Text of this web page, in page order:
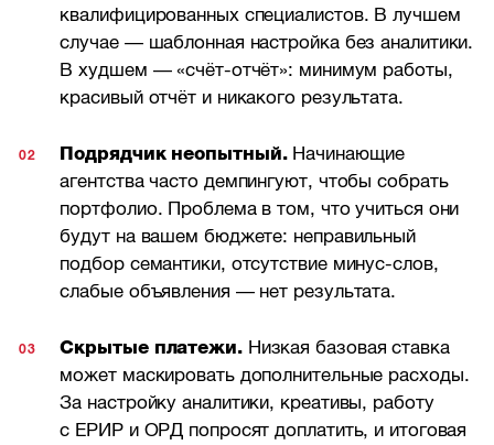
квалифицированных специалистов. В лучшем
случае — шаблонная настройка без аналитики.
В худшем — «счёт-отчёт»: минимум работы,
красивый отчёт и никакого результата.
Подрядчик неопытный.Начинающие
агентства часто демпингуют, чтобы собрать
портфолио. Проблема в том, что учиться они
будут на вашем бюджете: неправильный
подбор семантики, отсутствие минус-слов,
слабые объявления — нет результата.
Скрытые платежи.Низкая базовая ставка
может маскировать дополнительные расходы.
За настройку аналитики, креативы, работу
с ЕРИР и ОРД попросят доплатить, и итоговая